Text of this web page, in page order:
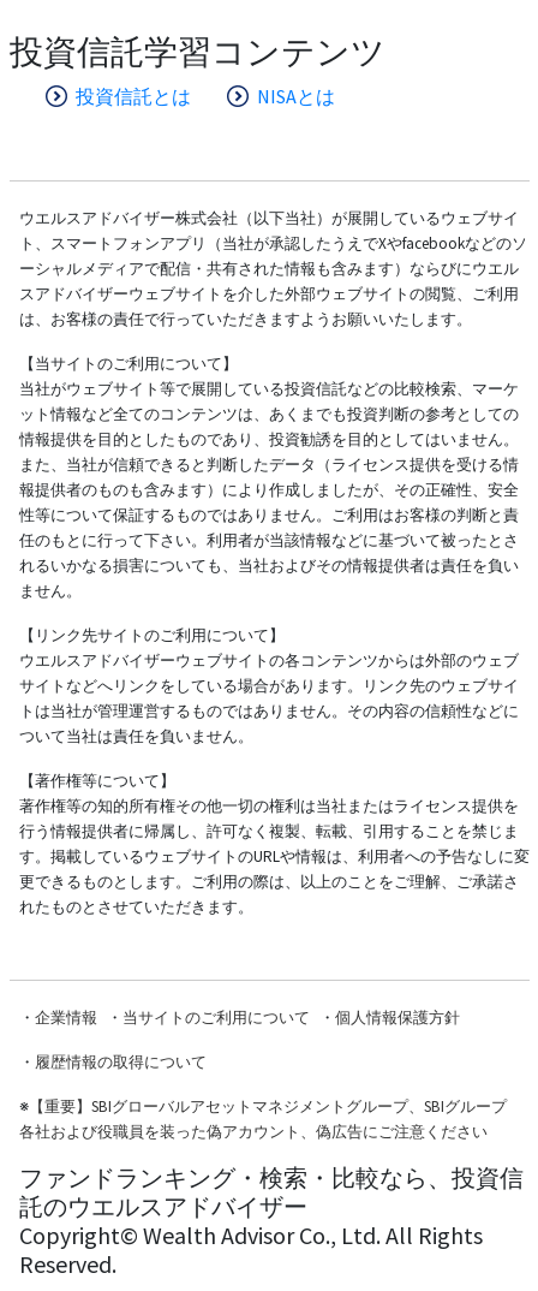
投資信託学習コンテンツ
投資信託とは NISAとは
ウエルスアドバイザー株式会社（以下当社）が展開しているウェブサイ
ト、スマートフォンアプリ（当社が承認したうえでXやfacebookなどのソ
ーシャルメディアで配信・共有された情報も含みます）ならびにウエル
スアドバイザーウェブサイトを介した外部ウェブサイトの閲覧、ご利用
は、お客様の責任で行っていただきますようお願いいたします。
【当サイトのご利用について】
当社がウェブサイト等で展開している投資信託などの比較検索、マーケ
ット情報など全てのコンテンツは、あくまでも投資判断の参考としての
情報提供を目的としたものであり、投資勧誘を目的としてはいません。
また、当社が信頼できると判断したデータ（ライセンス提供を受ける情
報提供者のものも含みます）により作成しましたが、その正確性、安全
性等について保証するものではありません。ご利用はお客様の判断と責
任のもとに行って下さい。利用者が当該情報などに基づいて被ったとさ
れるいかなる損害についても、当社およびその情報提供者は責任を負い
ません。
【リンク先サイトのご利用について】
ウエルスアドバイザーウェブサイトの各コンテンツからは外部のウェブ
サイトなどへリンクをしている場合があります。リンク先のウェブサイ
トは当社が管理運営するものではありません。その内容の信頼性などに
ついて当社は責任を負いません。
【著作権等について】
著作権等の知的所有権その他一切の権利は当社またはライセンス提供を
行う情報提供者に帰属し、許可なく複製、転載、引用することを禁じま
す。掲載しているウェブサイトのURLや情報は、利用者への予告なしに変
更できるものとします。ご利用の際は、以上のことをご理解、ご承諾さ
れたものとさせていただきます。
・ 企業情報 ・ 当サイトのご利用について ・ 個人情報保護方針
・ 履歴情報の取得について
※【重要】SBIグローバルアセットマネジメントグループ、SBIグループ
各社および役職員を装った偽アカウント、偽広告にご注意ください
ファンドランキング・検索・比較なら、投資信
託のウエルスアドバイザー
Copyright© Wealth Advisor Co., Ltd. All Rights
Reserved.